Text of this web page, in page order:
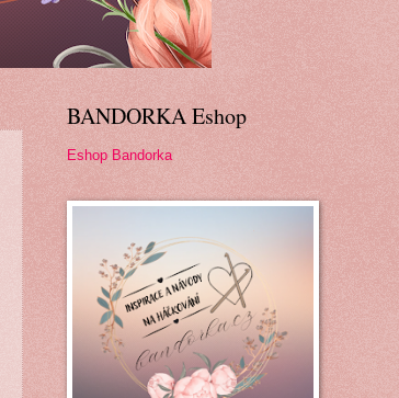
BANDORKA Eshop
Eshop Bandorka